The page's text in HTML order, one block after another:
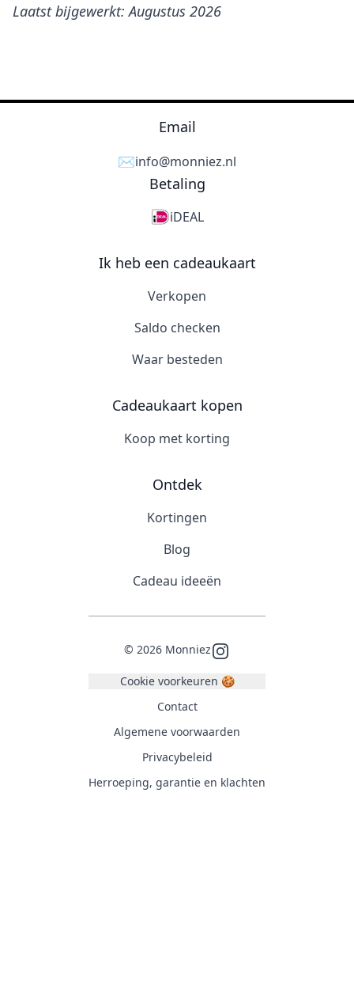
Laatst bijgewerkt: Augustus 2026
Email
✉️info@monniez.nl
Betaling
iDEAL
Ik heb een cadeaukaart
Verkopen
Saldo checken
Waar besteden
Cadeaukaart kopen
Koop met korting
Ontdek
Kortingen
Blog
Cadeau ideeën
© 2026 MonniezInstagram
Cookie voorkeuren 🍪
Contact
Algemene voorwaarden
Privacybeleid
Herroeping, garantie en klachten